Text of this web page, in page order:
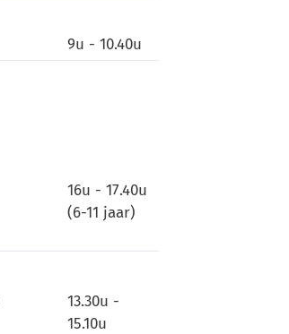
9u - 10.40u
16u - 17.40u
(6-11 jaar)
13.30u -
15.10u